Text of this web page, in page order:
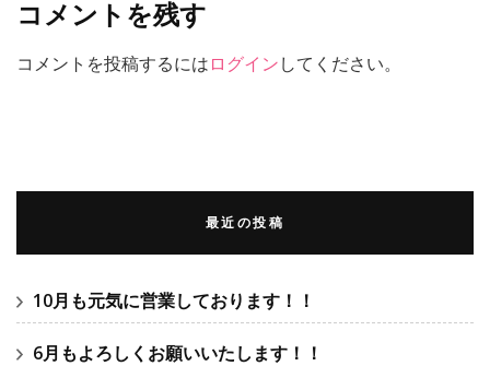
コメントを残す
コメントを投稿するにはログインしてください。
最近の投稿
10月も元気に営業しております！！
6月もよろしくお願いいたします！！